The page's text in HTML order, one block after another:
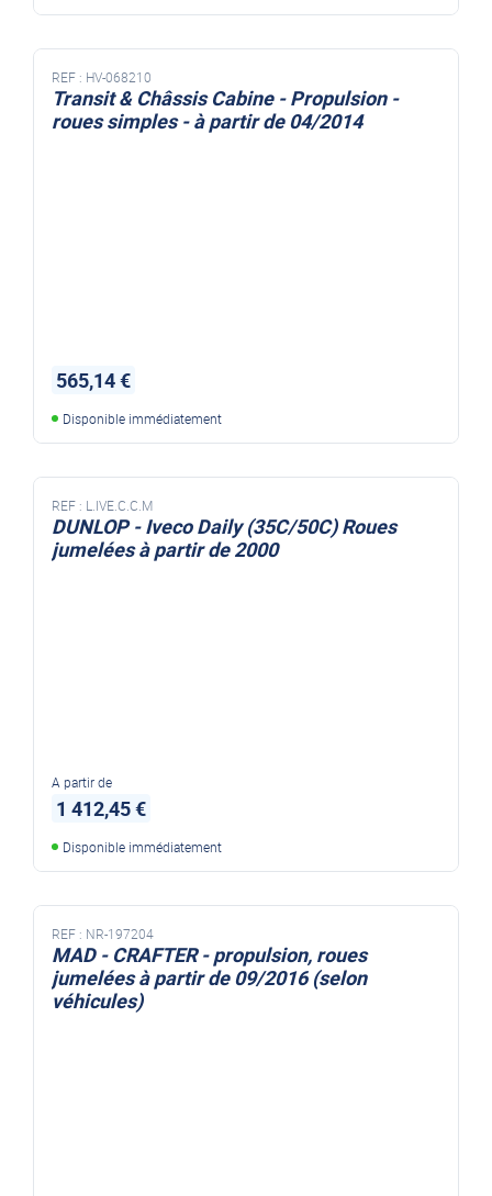
REF : HV-068210
Transit & Châssis Cabine - Propulsion -
roues simples - à partir de 04/2014
565,14 €
Disponible immédiatement
REF : L.IVE.C.C.M
DUNLOP - Iveco Daily (35C/50C) Roues
jumelées à partir de 2000
A partir de
1 412,45 €
Disponible immédiatement
REF : NR-197204
MAD - CRAFTER - propulsion, roues
jumelées à partir de 09/2016 (selon
véhicules)